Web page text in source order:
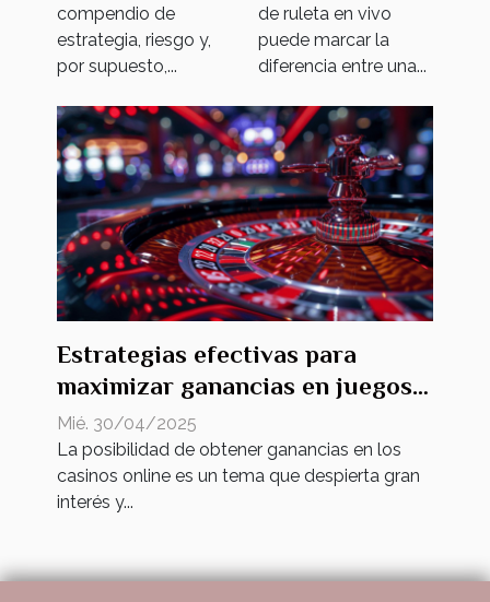
compendio de
estrategia, riesgo y,
por supuesto,...
de ruleta en vivo
puede marcar la
diferencia entre una...
Estrategias efectivas para
maximizar ganancias en juegos
de casino online
Mié. 30/04/2025
La posibilidad de obtener ganancias en los
casinos online es un tema que despierta gran
interés y...